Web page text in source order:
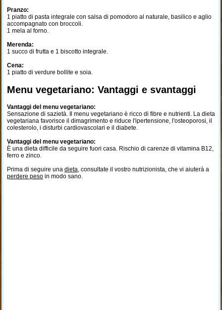
Pranzo:
1 piatto di pasta integrale con salsa di pomodoro al naturale, basilico e aglio
accompagnato con broccoli.
1 mela al forno.
Merenda:
1 succo di frutta e 1 biscotto integrale.
Cena:
1 piatto di verdure bollite e soia.
Menu vegetariano: Vantaggi e svantaggi
Vantaggi del menu vegetariano:
Sensazione di sazietà. Il menu vegetariano è ricco di fibre e nutrienti. La dieta
vegetariana favorisce il dimagrimento e riduce l'ipertensione, l'osteoporosi, il
colesterolo, i disturbi cardiovascolari e il diabete.
Vantaggi del menu vegetariano:
È una dieta difficile da seguire fuori casa. Rischio di carenze di vitamina B12,
ferro e zinco.
Prima di seguire una dieta, consultate il vostro nutrizionista, che vi aiuterà a
perdere pesoin modo sano.